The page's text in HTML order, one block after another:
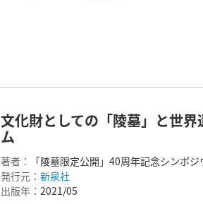
文化財としての「陵墓」と世
ム
著者：
「陵墓限定公開」40周年記念シンポ
発行元： 新泉社
出版年： 2021/05